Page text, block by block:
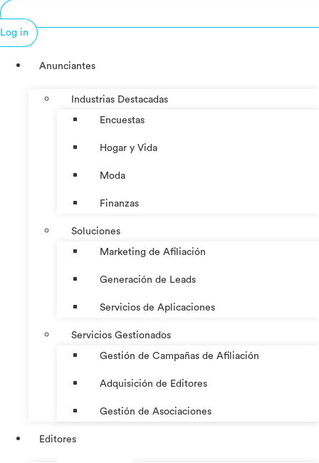
Log in
Anunciantes
Industrias Destacadas
Encuestas
Hogar y Vida
Moda
Finanzas
Soluciones
Marketing de Afiliación
Generación de Leads
Servicios de Aplicaciones
Servicios Gestionados
Gestión de Campañas de Afiliación
Adquisición de Editores
Gestión de Asociaciones
Editores